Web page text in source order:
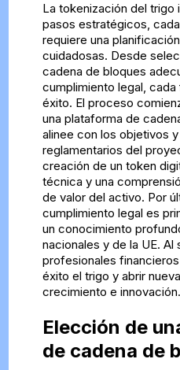
La tokenización del trigo
pasos estratégicos,
requiere una
cuidadosas. Desde
cadena de bloques
cumplimiento legal,
éxito. El proceso
una plataforma de
alinee con los objetivos
reglamentarios del
creación de un token
técnica y una
de valor del activo. Por
cumplimiento legal es
un conocimiento
nacionales y de la UE.
profesionales
éxito el trigo y abrir
crecimiento e innovación.
Elección de
de cadena de